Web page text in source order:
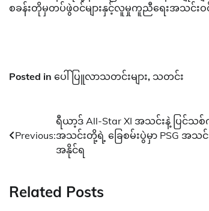
စခန်းတိုမှတပ်ဖွဲဝင်များနှင့်လူမှုကူညီရေးအသင်းဝ
Posted in ပေါ်ပြူလာသတင်းများ, သတင်း
navigation
Previous:
ရီယာ့ဒ် All-Star XI အသင်းနဲ့ ပြင်သ
အသင်းတို့ရဲ့ ခြေစမ်းပွဲမှာ PSG အသင်
အနိုင်ရ
Related Posts